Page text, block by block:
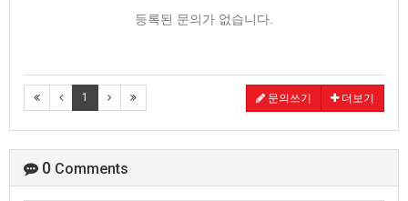
등록된 문의가 없습니다.
1 문의쓰기 더보기
0 Comments